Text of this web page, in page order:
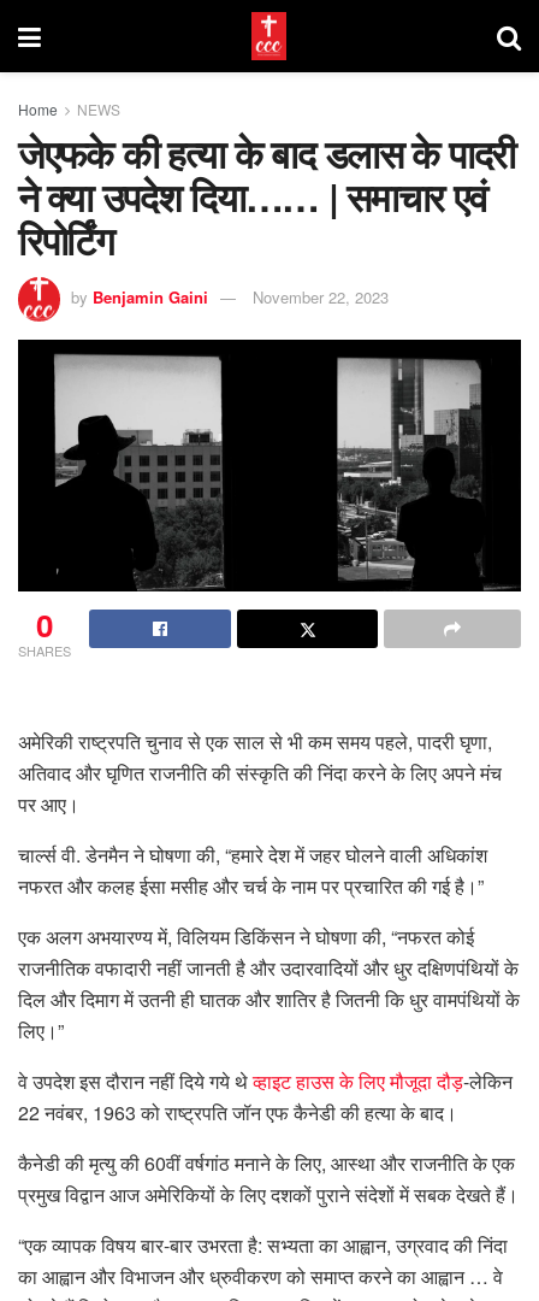
Home NEWS
जेएफके की हत्या के बाद डलास के पादरी
ने क्या उपदेश दिया…… | समाचार एवं
रिपोर्टिंग
by Benjamin Gaini November 22, 2023
0
SHARES
अमेरिकी राष्ट्रपति चुनाव से एक साल से भी कम समय पहले, पादरी घृणा,
अतिवाद और घृणित राजनीति की संस्कृति की निंदा करने के लिए अपने मंच
पर आए।
चार्ल्स वी. डेनमैन ने घोषणा की, “हमारे देश में जहर घोलने वाली अधिकांश
नफरत और कलह ईसा मसीह और चर्च के नाम पर प्रचारित की गई है।”
एक अलग अभयारण्य में, विलियम डिकिंसन ने घोषणा की, “नफरत कोई
राजनीतिक वफादारी नहीं जानती है और उदारवादियों और धुर दक्षिणपंथियों के
दिल और दिमाग में उतनी ही घातक और शातिर है जितनी कि धुर वामपंथियों के
लिए।”
वे उपदेश इस दौरान नहीं दिये गये थेव्हाइट हाउस के लिए मौजूदा दौड़-लेकिन
22 नवंबर, 1963 को राष्ट्रपति जॉन एफ कैनेडी की हत्या के बाद।
कैनेडी की मृत्यु की 60वीं वर्षगांठ मनाने के लिए, आस्था और राजनीति के एक
प्रमुख विद्वान आज अमेरिकियों के लिए दशकों पुराने संदेशों में सबक देखते हैं।
“एक व्यापक विषय बार-बार उभरता है: सभ्यता का आह्वान, उग्रवाद की निंदा
का आह्वान और विभाजन और ध्रुवीकरण को समाप्त करने का आह्वान … वे